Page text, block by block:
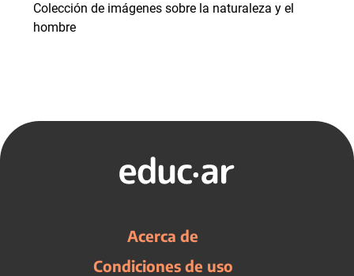
Colección de imágenes sobre la naturaleza y el
hombre
Acerca de
Condiciones de uso